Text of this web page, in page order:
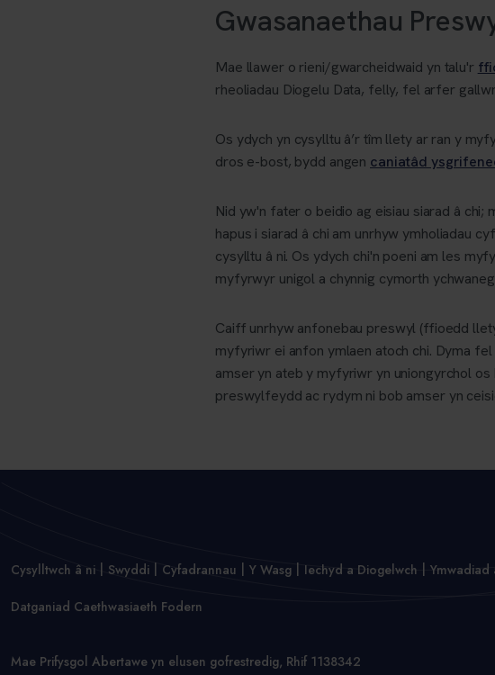
Gwasanaethau
Mae llawer o rieni/gwarcheidwaid yn talu'r
rheoliadau Diogelu Data, felly, fel arfer
Os ydych yn cysylltu â’r tîm llety ar ran y
dros e-bost, bydd angen caniatâd
Nid yw'n fater o beidio ag eisiau siarad â
hapus i siarad â chi am unrhyw ymholiadau
cysylltu â ni. Os ydych chi'n poeni am les
myfyrwyr unigol a chynnig cymorth
Caiff unrhyw anfonebau preswyl (ffioedd
myfyriwr ei anfon ymlaen atoch chi. Dyma
amser yn ateb y myfyriwr yn uniongyrchol
preswylfeydd ac rydym ni bob amser yn
Cysylltwch â ni Swyddi Cyfadrannau Y Wasg Iechyd a Diogelwch Ymwadiad
Datganiad Caethwasiaeth Fodern
Mae Prifysgol Abertawe yn elusen gofrestredig, Rhif 1138342